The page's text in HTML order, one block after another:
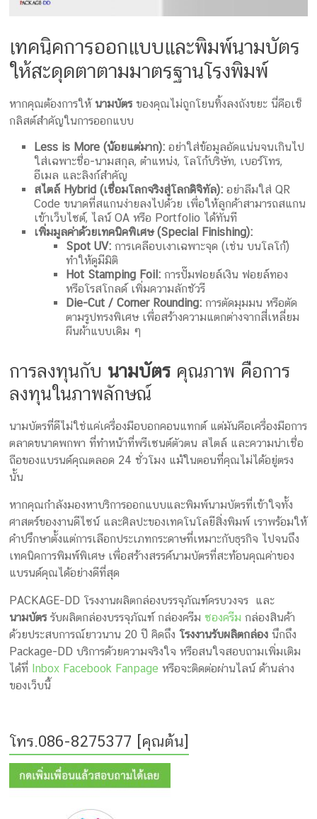
เทคนิคการออกแบบและพิมพ์นามบัตร
ให้สะดุดตาตามมาตรฐานโรงพิมพ์
หากคุณต้องการให้นามบัตรของคุณไม่ถูกโยนทิ้งลงถังขยะ นี่คือเช็
กลิสต์สำคัญในการออกแบบ
Less is More (น้อยแต่มาก): อย่าใส่ข้อมูลอัดแน่นจนเกินไป
ใส่เฉพาะชื่อ-นามสกุล, ตำแหน่ง, โลโก้บริษัท, เบอร์โทร,
อีเมล และลิงก์สำคัญ
สไตล์ Hybrid (เชื่อมโลกจริงสู่โลกดิจิทัล): อย่าลืมใส่ QR
Code ขนาดที่สแกนง่ายลงไปด้วย เพื่อให้ลูกค้าสามารถสแกน
เข้าเว็บไซต์, ไลน์ OA หรือ Portfolio ได้ทันที
เพิ่มมูลค่าด้วยเทคนิคพิเศษ (Special Finishing):
Spot UV: การเคลือบเงาเฉพาะจุด (เช่น บนโลโก้)
ทำให้ดูมีมิติ
Hot Stamping Foil: การปั๊มฟอยล์เงิน ฟอยล์ทอง
หรือโรสโกลด์ เพิ่มความลักชัวรี
Die-Cut / Corner Rounding: การตัดมุมมน หรือตัด
ตามรูปทรงพิเศษ เพื่อสร้างความแตกต่างจากสี่เหลี่ยม
ผืนผ้าแบบเดิม ๆ
การลงทุนกับ นามบัตร คุณภาพ คือการ
ลงทุนในภาพลักษณ์
นามบัตรที่ดีไม่ใช่แค่เครื่องมือบอกคอนแทกต์ แต่มันคือเครื่องมือการ
ตลาดขนาดพกพา ที่ทำหน้าที่พรีเซนต์ตัวตน สไตล์ และความน่าเชื่อ
ถือของแบรนด์คุณตลอด 24 ชั่วโมง แม้ในตอนที่คุณไม่ได้อยู่ตรง
นั้น
หากคุณกำลังมองหาบริการออกแบบและพิมพ์นามบัตรที่เข้าใจทั้ง
ศาสตร์ของงานดีไซน์ และศิลปะของเทคโนโลยีสิ่งพิมพ์ เราพร้อมให้
คำปรึกษาตั้งแต่การเลือกประเภทกระดาษที่เหมาะกับธุรกิจ ไปจนถึง
เทคนิคการพิมพ์พิเศษ เพื่อสร้างสรรค์นามบัตรที่สะท้อนคุณค่าของ
แบรนด์คุณได้อย่างดีที่สุด
PACKAGE-DD โรงงานผลิตกล่องบรรจุภัณฑ์ครบวงจร และ
นามบัตรรับผลิตกล่องบรรจุภัณฑ์ กล่องครีมซองครีม กล่องสินค้า
ด้วยประสบการณ์ยาวนาน 20 ปี คิดถึงโรงงานรับผลิตกล่อง นึกถึง
Package-DD บริการด้วยความจริงใจ หรือสนใจสอบถามเพิ่มเติม
ได้ที่ Inbox Facebook Fanpage หรือจะติดต่อผ่านไลน์ ด้านล่าง
ของเว็บนี้
โทร.086-8275377 [คุณต้น]